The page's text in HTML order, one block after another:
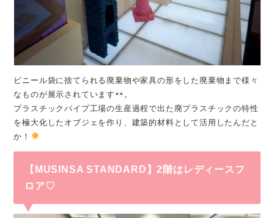
ビニール袋に捨てられる廃棄物や家具の形をした廃棄物まで様々
なものが展示されています
。
プラスチックパイプ工場の生産過程で出た廃プラスチックの特性
を極大化したオブジェを作り、建築的材料として活用したんだと
か！
【MUSINSA STANDARD】2階はレディースフ
ロア♡